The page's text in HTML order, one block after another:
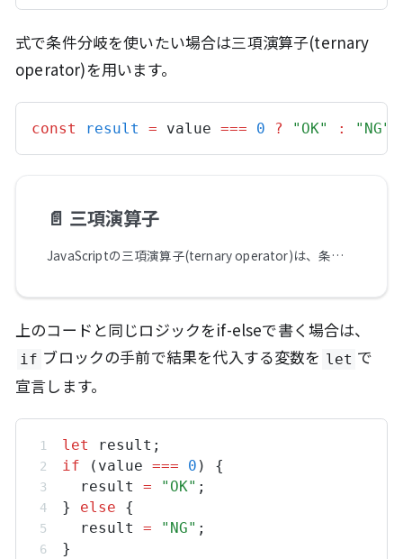
式で条件分岐を使いたい場合は三項演算子(ternary
operator)を用います。
const result = value === 0 ? "OK" : "NG"
📄️ 三項演算子
JavaScriptの三項演算子(ternary operator)は、条件分岐ができる演算子です。条件式、真の場合の値、偽の場合の値の三項を取るため三項演算子と呼ばれています。
上のコードと同じロジックをif-elseで書く場合は、
if ブロックの手前で結果を代入する変数を let で
宣言します。
let result ;
if ( value === 0 ) {
result
= "OK" ;
} else {
result
= "NG" ;
}